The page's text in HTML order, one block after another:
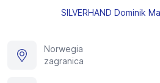
SILVERHAND Dominik
Norwegia
zagranica